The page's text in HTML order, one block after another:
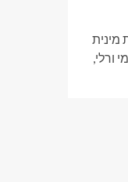
מינית
ורלי,